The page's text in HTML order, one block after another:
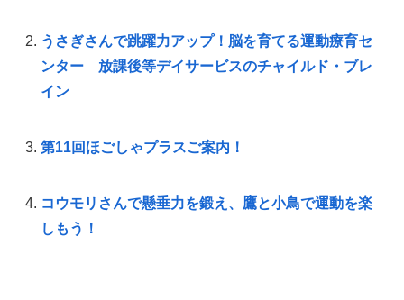
うさぎさんで跳躍力アップ！脳を育てる運動療育セ
ンター 放課後等デイサービスのチャイルド・ブレ
イン
第11回ほごしゃプラスご案内！
コウモリさんで懸垂力を鍛え、鷹と小鳥で運動を楽
しもう！